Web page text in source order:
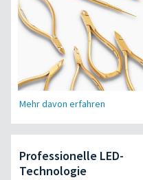
Mehr davon erfahren
Professionelle LED-
Technologie